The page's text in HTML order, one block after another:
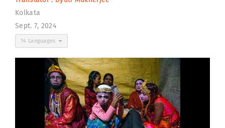
Kolkata
Sept. 7, 2024
14 Languages